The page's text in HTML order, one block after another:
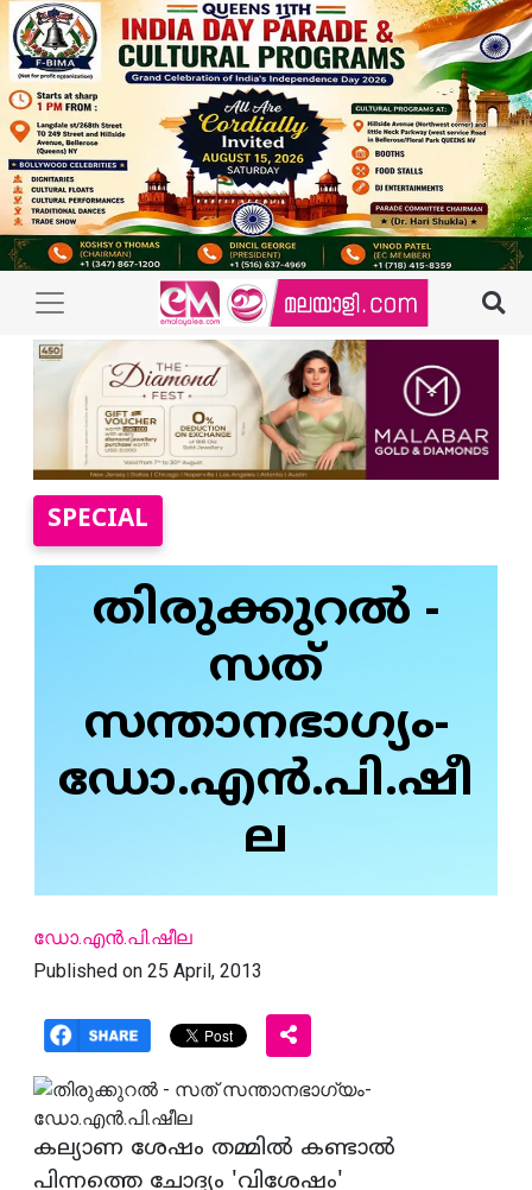
SPECIAL
തിരുക്കുറല്‍ -
സത്
സന്താനഭാഗ്യം-
ഡോ.എന്‍.പി.ഷീ
ല
ഡോ.എന്‍.പി.ഷീല
Published on 25 April, 2013
കല്യാണ ശേഷം തമ്മില്‍ കണ്ടാല്‍
പിന്നത്തെ ചോദ്യം 'വിശേഷം'